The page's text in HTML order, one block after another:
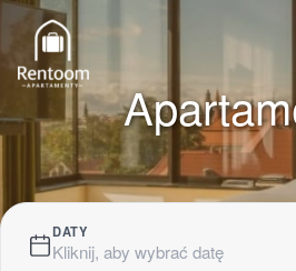
DATY
Kliknij, aby wybrać datę